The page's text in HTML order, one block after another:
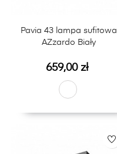
Pavia 43 lampa sufitowa
AZzardo Biały
Cena
659,00 zł